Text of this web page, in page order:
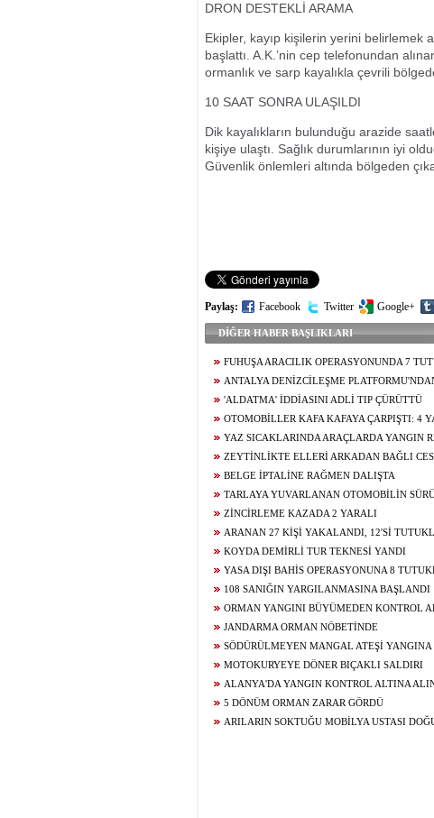
DRON DESTEKLİ ARAMA
Ekipler, kayıp kişilerin yerini belirlemek
başlattı. A.K.’nin cep telefonundan
ormanlık ve sarp kayalıkla çevrili
10 SAAT SONRA ULAŞILDI
Dik kayalıkların bulunduğu arazide
kişiye ulaştı. Sağlık durumlarının iyi
Güvenlik önlemleri altında bölgeden
Paylaş: Facebook Twitter Google+
DİĞER HABER BAŞLIKLARI
FUHUŞA ARACILIK OPERASYONUNDA 7
ANTALYA DENİZCİLEŞME
SALDIRISINA KINAMA
'ALDATMA' İDDİASINI ADLİ TIP ÇÜRÜTTÜ
OTOMOBİLLER KAFA KAFAYA ÇARPIŞTI: 4
YAZ SICAKLARINDA ARAÇLARDA YANGIN
ZEYTİNLİKTE ELLERİ ARKADAN BAĞLI
BELGE İPTALİNE RAĞMEN DALIŞTA
TARLAYA YUVARLANAN OTOMOBİLİN
YARALANDI
ZİNCİRLEME KAZADA 2 YARALI
ARANAN 27 KİŞİ YAKALANDI, 12'Sİ
KOYDA DEMİRLİ TUR TEKNESİ YANDI
YASA DIŞI BAHİS OPERASYONUNA 8
108 SANIĞIN YARGILANMASINA BAŞLANDI
ORMAN YANGINI BÜYÜMEDEN KONTROL
JANDARMA ORMAN NÖBETİNDE
SÖDÜRÜLMEYEN MANGAL ATEŞİ YANGINA
MOTOKURYEYE DÖNER BIÇAKLI SALDIRI
ALANYA'DA YANGIN KONTROL ALTINA
5 DÖNÜM ORMAN ZARAR GÖRDÜ
ARILARIN SOKTUĞU MOBİLYA USTASI